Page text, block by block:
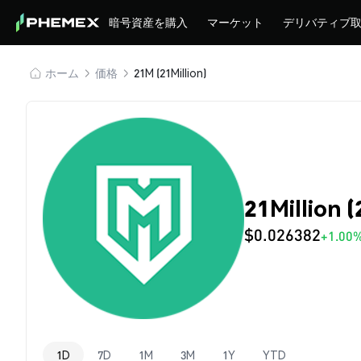
暗号資産を購入 マーケット デリバティブ
ホーム 価格 21M (21Million)
21Million
$0.026382
1D 7D 1M 3M 1Y YTD